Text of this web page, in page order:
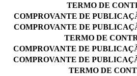
TERMO DE
COMPROVANTE DE
COMPROVANTE DE
TERMO DE
COMPROVANTE DE
COMPROVANTE DE
TERMO DE